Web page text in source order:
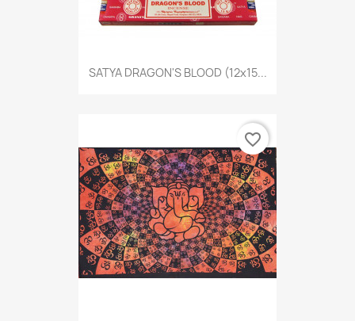
SATYA DRAGON'S BLOOD (12x15...
favorite_border